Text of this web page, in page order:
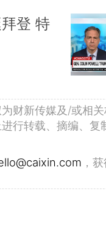
登 特
财新传媒及/或相
行转载、摘编、复
，